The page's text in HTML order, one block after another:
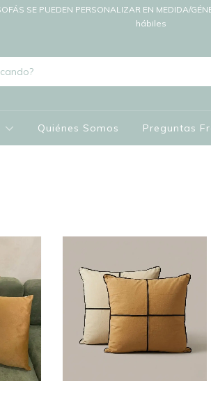
SE PUEDEN PERSONALIZAR EN MEDIDA/
hábiles
Quiénes Somos Preguntas